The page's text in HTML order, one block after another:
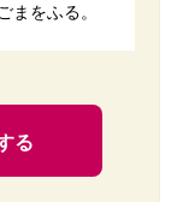
まをふる。
る